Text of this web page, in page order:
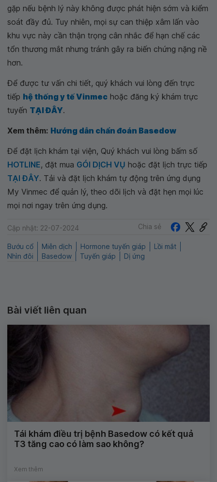
gặp nếu bệnh lý này không được phát hiện sớm và kiểm
soát đầy đủ. Tuy nhiên, mọi sự can thiệp xâm lấn vào
khu vực này cần thận trọng cân nhắc để hạn chế các
tổn thương mắt nhưng tránh gây ra biến chứng nặng nề
hơn.
Để được tư vấn chi tiết, quý khách vui lòng đến trực
tiếp hệ thống y tế Vinmec hoặc đăng ký khám trực
tuyến TẠI ĐÂY.
Xem thêm: Hướng dẫn chẩn đoán Basedow
Để đặt lịch khám tại viện, Quý khách vui lòng bấm số
HOTLINE, đặt mua GÓI DỊCH VỤ hoặc đặt lịch trực tiếp
TẠI ĐÂY. Tải và đặt lịch khám tự động trên ứng dụng
My Vinmec để quản lý, theo dõi lịch và đặt hẹn mọi lúc
mọi nơi ngay trên ứng dụng.
Cập nhật: 22-07-2024 Chia sẻ
Bướu cổ Miễn dịch Hormone tuyến giáp
Lồi mắt
Nhìn đôi
Basedow Tuyến giáp Dị ứng
Bài viết liên quan
Tái khám điều trị bệnh Basedow có kết quả
T3 tăng cao có làm sao không?
Xem thêm